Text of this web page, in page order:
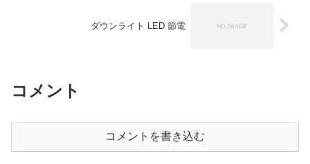
ダウンライト LED 節電
コメント
コメントを書き込む